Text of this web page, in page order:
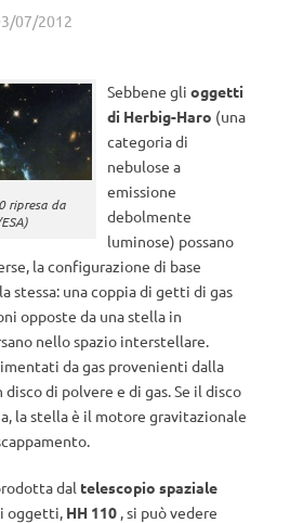
07/2012
ripresa da
Sebbene glioggetti
di Herbig-Haro (una
categoria di
nebulose a
emissione
debolmente
luminose) possano
la configurazione di base
stessa: una coppia di getti di gas
opposte da una stella in
nello spazio interstellare.
da gas provenienti dalla
di polvere e di gas. Se il disco
la stella è il motore gravitazionale
dal telescopio spaziale
oggetti, HH 110 , si può vedere